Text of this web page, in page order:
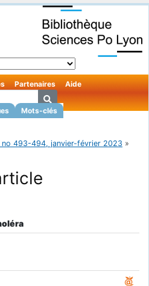
Mots-clés
Partenaires Aide
no 493-494, janvier-février 2023 »